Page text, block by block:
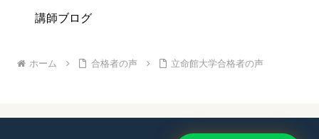
講師ブログ
ホーム 合格者の声 立命館大学合格者の声